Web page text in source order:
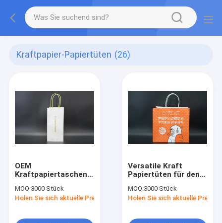
Kraftpapier-Papiertüten (26)
OEM
Kraftpapiertaschen
MOQ:3000 Stück
Holen Sie sich aktuelle Preis
Versatile Kraft
Papiertüten für den
MOQ:3000 Stück
Holen Sie sich aktuelle Preis